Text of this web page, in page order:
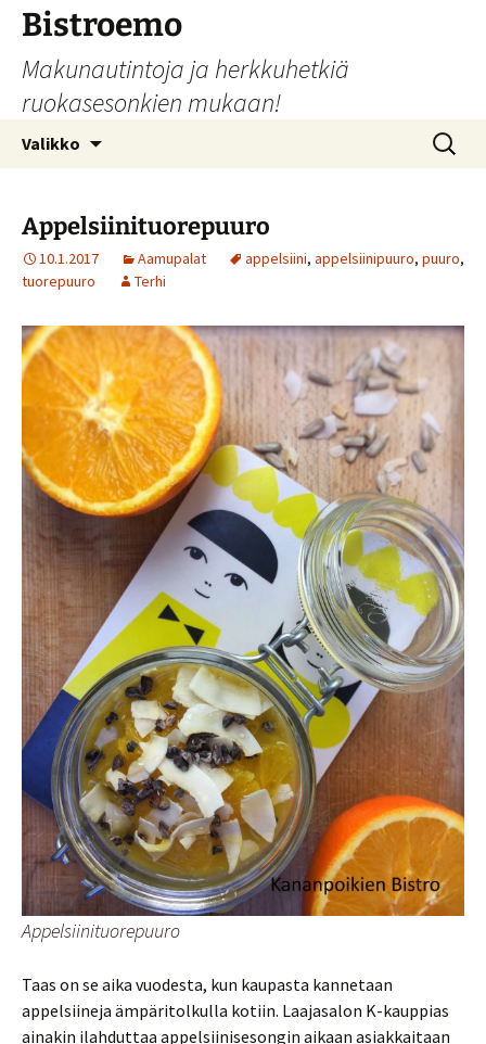
Siirry
sisältöön
Bistroemo
Makunautintoja ja herkkuhetkiä
ruokasesonkien mukaan!
Valikko Haku:
Appelsiinituorepuuro
10.1.2017 Aamupalat appelsiini, appelsiinipuuro, puuro,
tuorepuuro
Terhi
Appelsiinituorepuuro
Taas on se aika vuodesta, kun kaupasta kannetaan
appelsiineja ämpäritolkulla kotiin. Laajasalon K-kauppias
ainakin ilahduttaa appelsiinisesongin aikaan asiakkaitaan